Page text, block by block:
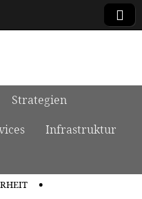
Strategien
Infrastruktur